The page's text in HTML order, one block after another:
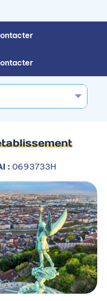
: 0693733H